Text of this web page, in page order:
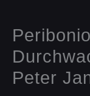
Peter